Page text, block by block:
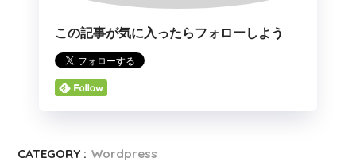
この記事が気に入ったらフォローしよう
CATEGORY : Wordpress